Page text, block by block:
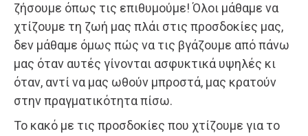
ζήσουμε όπως τις επιθυμούμε! Όλοι μάθαμε να
χτίζουμε τη ζωή μας πλάι στις προσδοκίες μας,
δεν μάθαμε όμως πώς να τις βγάζουμε από πάνω
μας όταν αυτές γίνονται ασφυκτικά υψηλές κι
όταν, αντί να μας ωθούν μπροστά, μας κρατούν
στην πραγματικότητα πίσω.
Το κακό με τις προσδοκίες που χτίζουμε για το